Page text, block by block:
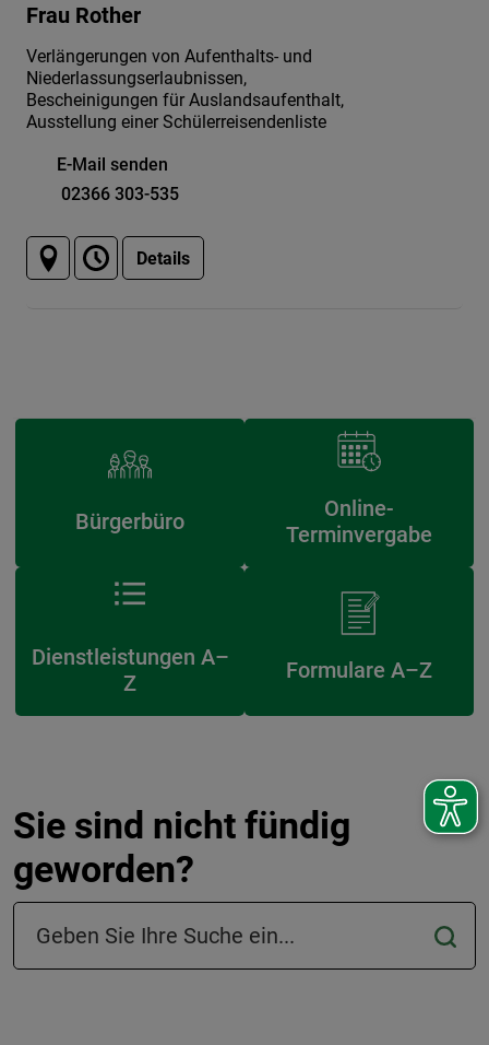
Frau Rother
Verlängerungen von Aufenthalts- und
Niederlassungserlaubnissen,
Bescheinigungen für Auslandsaufenthalt,
Ausstellung einer Schülerreisendenliste
E-Mail senden
02366 303-535
Details
Bürgerbüro
Online-
Terminvergabe
Dienstleistungen A–
Z
Formulare A–Z
Sie sind nicht fündig
geworden?
Suchfeld in der Fußzeile